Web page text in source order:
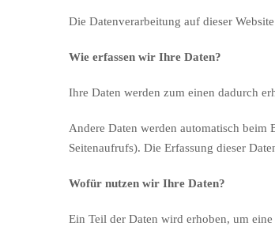
Die Datenverarbeitung auf dieser
Wie erfassen wir Ihre Daten?
Ihre Daten werden zum einen dadurch
Andere Daten werden automatisch beim
Seitenaufrufs). Die Erfassung dieser
Wofür nutzen wir Ihre Daten?
Ein Teil der Daten wird erhoben, um